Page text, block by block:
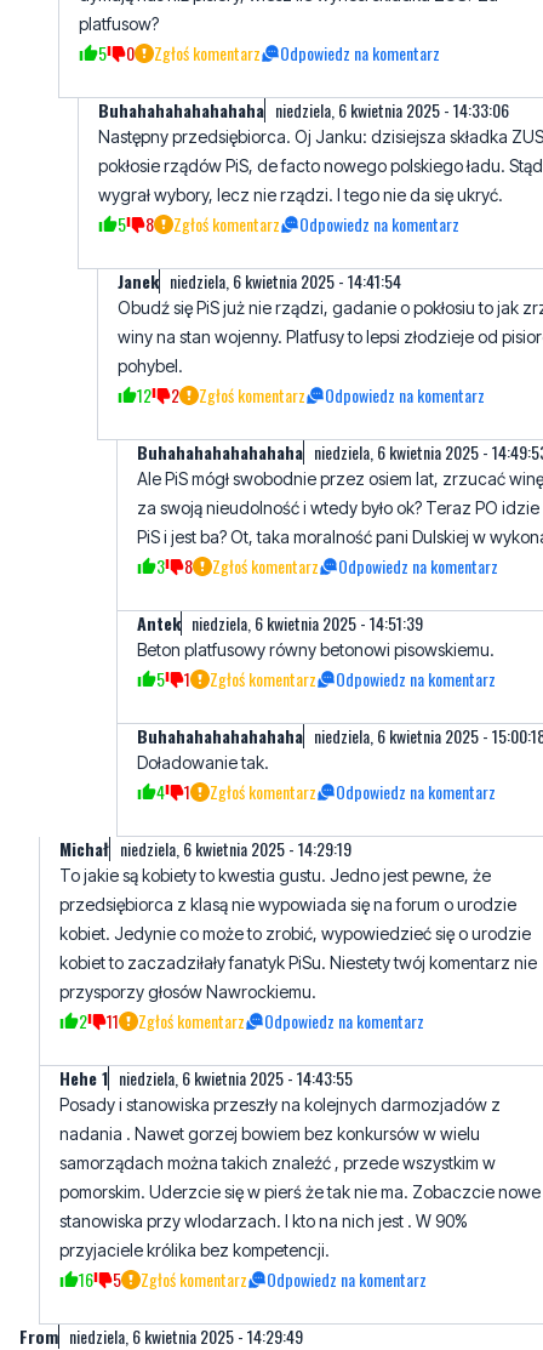
Buhahahahahahahaha
Następny przedsiębiorca. Oj Janku: dzisiejsza składka
wygrał wybory, lecz nie rządzi. I tego nie da się ukryć.
5 8 Zgłoś komentarz Odpowiedz na komentarz
Janek niedziela, 6 kwietnia 2025 - 14:41:54
Obudź się PiS już nie rządzi, gadanie o pokłosiu to jak
pohybel.
12 2 Zgłoś komentarz Odpowiedz na komentarz
Buhahahahahahahaha
Ale PiS mógł swobodnie przez osiem lat, zrzucać
PiS i jest ba? Ot, taka moralność pani Dulskiej w
3 8 Zgłoś komentarz Odpowiedz na komentarz
Antek niedziela, 6 kwietnia 2025 - 14:51:39
Beton platfusowy równy betonowi pisowskiemu.
Buhahahahahahahaha niedziela, 6 kwietnia 2025 -
Doładowanie tak.
niedziela, 6 kwietnia 2025 - 14:29:19
To jakie są kobiety to kwestia gustu. Jedno jest pewne, że
kobiet. Jedynie co może to zrobić, wypowiedzieć się o urodzie
kobiet to zaczadziłały fanatyk PiSu. Niestety twój komentarz nie
przysporzy głosów Nawrockiemu.
2 11 Zgłoś komentarz Odpowiedz na komentarz
Hehe 1 niedziela, 6 kwietnia 2025 - 14:43:55
Posady i stanowiska przeszły na kolejnych darmozjadów z
samorządach można takich znaleźć , przede wszystkim w
pomorskim. Uderzcie się w pierś że tak nie ma. Zobaczcie nowe
stanowiska przy wlodarzach. I kto na nich jest . W 90%
przyjaciele królika bez kompetencji.
16 5 Zgłoś komentarz Odpowiedz na komentarz
niedziela, 6 kwietnia 2025 - 14:29:49
Ponad rok i tragedia wyborcza. Wstyd przyznawać się , że głos
26 5 Zgłoś komentarz Odpowiedz na komentarz